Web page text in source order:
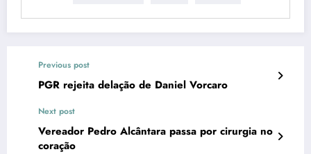
Previous post
PGR rejeita delação de Daniel Vorcaro
Next post
Vereador Pedro Alcântara passa por cirurgia no
coração